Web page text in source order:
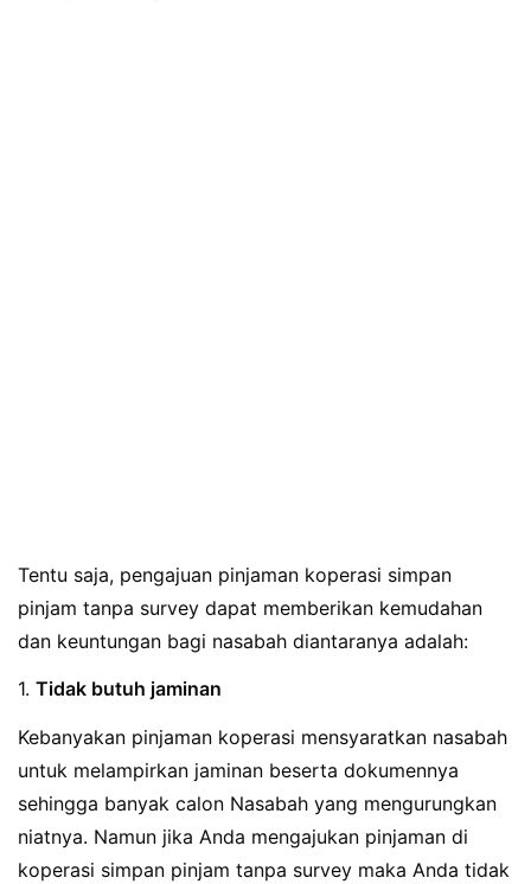
Tentu saja, pengajuan pinjaman koperasi simpan
pinjam tanpa survey dapat memberikan kemudahan
dan keuntungan bagi nasabah diantaranya adalah:
1. Tidak butuh jaminan
Kebanyakan pinjaman koperasi mensyaratkan nasabah
untuk melampirkan jaminan beserta dokumennya
sehingga banyak calon Nasabah yang mengurungkan
niatnya. Namun jika Anda mengajukan pinjaman di
koperasi simpan pinjam tanpa survey maka Anda tidak